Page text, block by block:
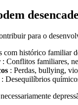
para o
com histórico familiar
: Conflitos familiares,
: Perdas, bullying,
: Desequilíbrios